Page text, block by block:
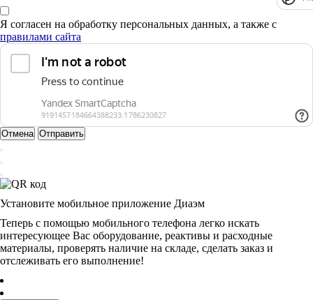
Я согласен на обработку персональных данных, а также с
правилами сайта
Отмена Отправить
Установите мобильное приложение Диаэм
Теперь с помощью мобильного телефона легко искать
интересующее Вас оборудование, реактивы и расходные
материалы, проверять наличие на складе, сделать заказ и
отслеживать его выполнение!